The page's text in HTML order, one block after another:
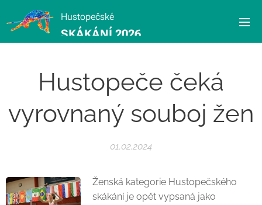
Hustopečské
SKÁKÁNÍ 2026
Hustopeče čeká
vyrovnaný souboj žen
01.02.2024
Ženská kategorie Hustopečského
skákání je opět vypsaná jako